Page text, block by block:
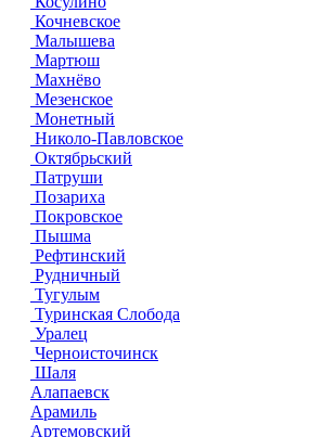
Кочневское
Малышева
Мартюш
Махнёво
Мезенское
Монетный
Николо-Павловское
Октябрьский
Патруши
Позариха
Покровское
Пышма
Рефтинский
Рудничный
Тугулым
Туринская Слобода
Уралец
Черноисточинск
Шаля
Алапаевск
Арамиль
Артемовский